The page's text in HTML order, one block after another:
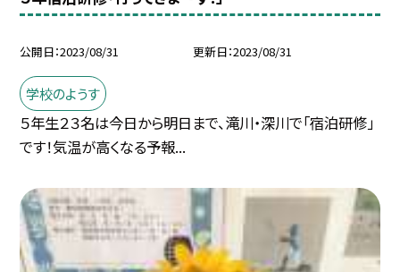
公開日 2023/08/31 更新日 2023/08/31
学校のようす
５年生２３名は今日から明日まで、滝川・深川で「宿泊研修」
です！気温が高くなる予報...